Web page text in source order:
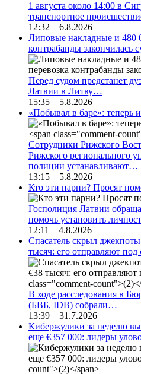
1 августа около 14:00 в
транспортное
12:32 6.8.2026
Липовые накладные и 480
контрабанды закончилась
Перед судом предстанет
Латвии в Литву…
15:35 5.8.2026
«Побывал в баре»: теперь
Сотрудники Рижского
Рижского регионального
полиции устанавливают…
13:15 5.8.2026
Кто эти парни? Просят
Госполиция Латвии
помочь установить
12:11 4.8.2026
Спасатель скрыл
тысяч: его отправляют под
В ходе расследования в
(БВБ, IDB) собрали…
13:39 31.7.2026
Кибержулики за неделю
еще €357 000: лидеры